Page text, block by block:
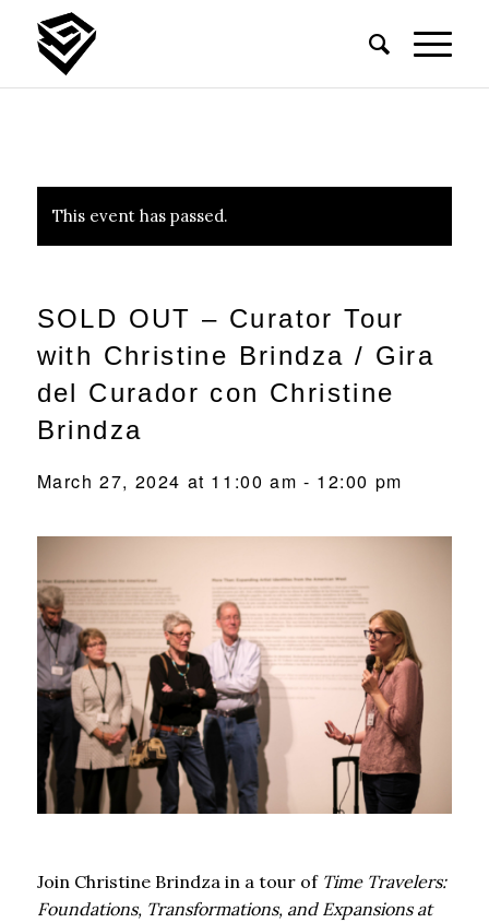
This event has passed.
SOLD OUT – Curator Tour
with Christine Brindza / Gira
del Curador con Christine
Brindza
March 27, 2024 at 11:00 am - 12:00 pm
Join Christine Brindza in a tour of Time Travelers:
Foundations, Transformations, and Expansions at